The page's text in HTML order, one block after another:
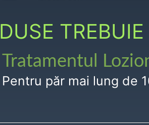
Tratamentul
Pentru păr mai lung de